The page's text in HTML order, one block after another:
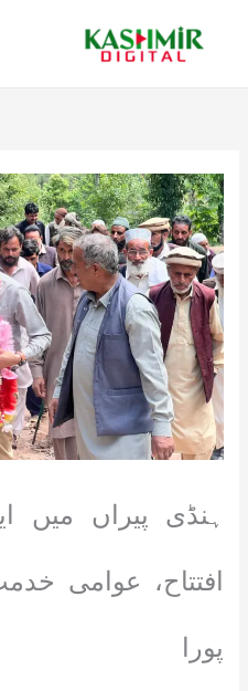
ہنڈی پیراں میں
افتتاح، عوامی
پورا